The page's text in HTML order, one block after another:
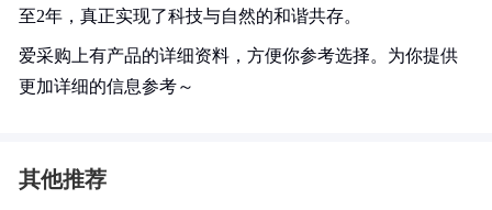
至2年，真正实现了科技与自然的和谐共存。
爱采购上有产品的详细资料，方便你参考选择。为你提供
更加详细的信息参考～
其他推荐